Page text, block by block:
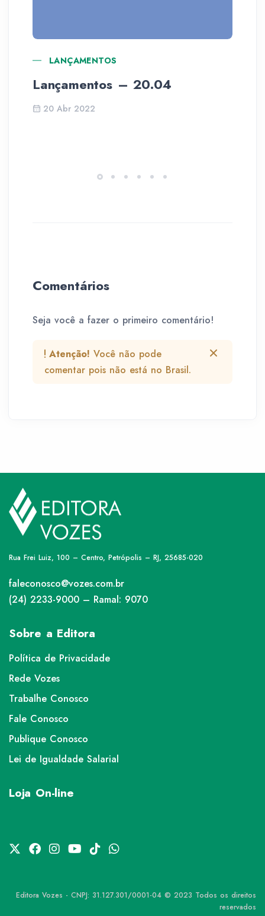
LANÇAMENTOS
Lançamentos – 20.04
20 Abr 2022
Comentários
Seja você a fazer o primeiro comentário!
Atenção! Você não pode
comentar pois não está no Brasil.
Rua Frei Luiz, 100 – Centro, Petrópolis – RJ, 25685-020
faleconosco@vozes.com.br
(24) 2233-9000 – Ramal: 9070
Sobre a Editora
Política de Privacidade
Rede Vozes
Trabalhe Conosco
Fale Conosco
Publique Conosco
Lei de Igualdade Salarial
Loja On-line
Editora Vozes - CNPJ: 31.127.301/0001-04 © 2023 Todos os direitos
reservados